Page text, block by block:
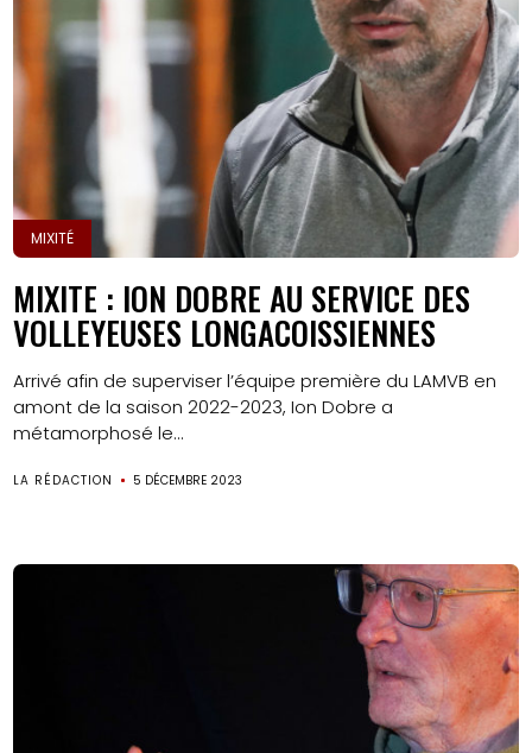
MIXITÉ
MIXITE : ION DOBRE AU SERVICE DES
VOLLEYEUSES LONGACOISSIENNES
Arrivé afin de superviser l’équipe première du LAMVB en
amont de la saison 2022-2023, Ion Dobre a
métamorphosé le...
LA RÉDACTION 5 DÉCEMBRE 2023